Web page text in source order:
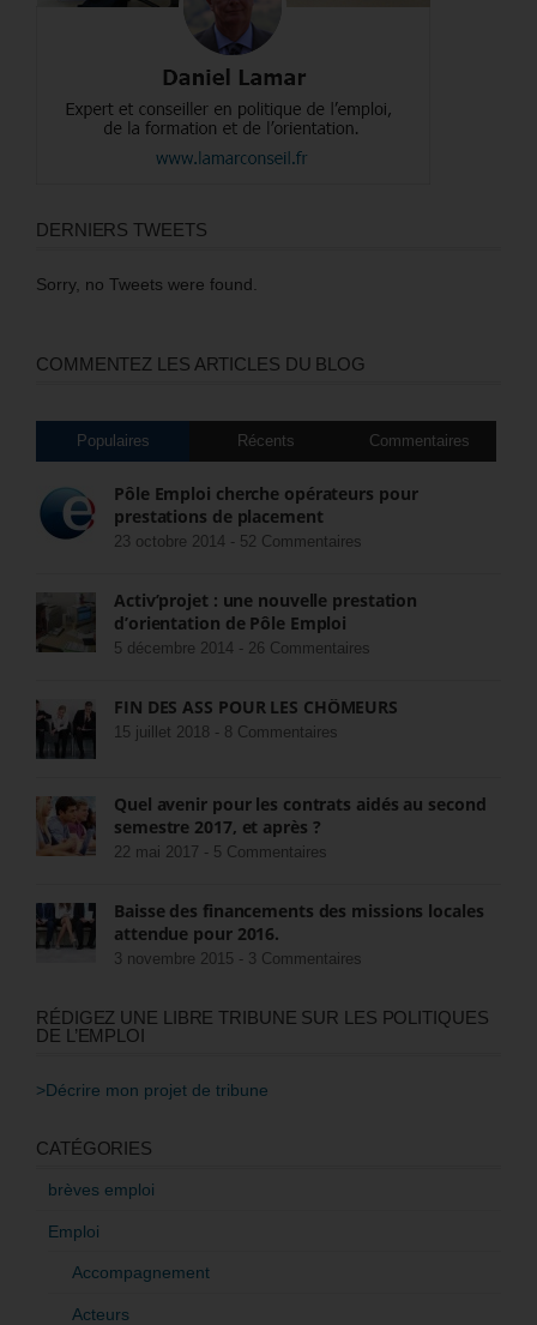
DERNIERS TWEETS
Sorry, no Tweets were found.
COMMENTEZ LES ARTICLES DU BLOG
Populaires Récents Commentaires
Pôle Emploi cherche opérateurs pour
prestations de placement
23 octobre 2014 - 52 Commentaires
Activ’projet : une nouvelle prestation
d’orientation de Pôle Emploi
5 décembre 2014 - 26 Commentaires
FIN DES ASS POUR LES CHÔMEURS
15 juillet 2018 - 8 Commentaires
Quel avenir pour les contrats aidés au second
semestre 2017, et après ?
22 mai 2017 - 5 Commentaires
Baisse des financements des missions locales
attendue pour 2016.
3 novembre 2015 - 3 Commentaires
RÉDIGEZ UNE LIBRE TRIBUNE SUR LES POLITIQUES
DE L’EMPLOI
>Décrire mon projet de tribune
CATÉGORIES
brèves emploi
Emploi
Accompagnement
Acteurs